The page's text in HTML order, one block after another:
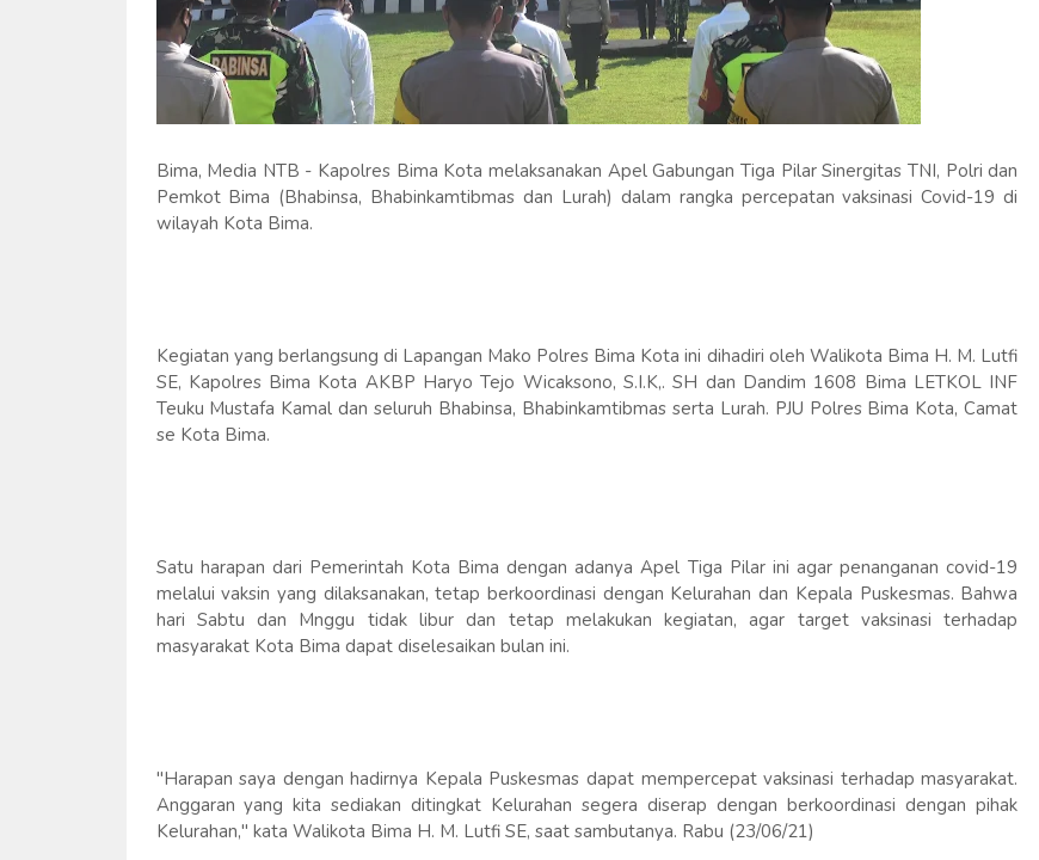
Bima, Media NTB - Kapolres Bima Kota melaksanakan Apel Gabungan Tiga Pilar Sinergitas TNI, Polri dan
Pemkot Bima (Bhabinsa, Bhabinkamtibmas dan Lurah) dalam rangka percepatan vaksinasi Covid-19 di
wilayah Kota Bima.
Kegiatan yang berlangsung di Lapangan Mako Polres Bima Kota ini dihadiri oleh Walikota Bima H. M. Lutfi
SE, Kapolres Bima Kota AKBP Haryo Tejo Wicaksono, S.I.K,. SH dan Dandim 1608 Bima LETKOL INF
Teuku Mustafa Kamal dan seluruh Bhabinsa, Bhabinkamtibmas serta Lurah. PJU Polres Bima Kota, Camat
se Kota Bima.
Satu harapan dari Pemerintah Kota Bima dengan adanya Apel Tiga Pilar ini agar penanganan covid-19
melalui vaksin yang dilaksanakan, tetap berkoordinasi dengan Kelurahan dan Kepala Puskesmas. Bahwa
hari Sabtu dan Mnggu tidak libur dan tetap melakukan kegiatan, agar target vaksinasi terhadap
masyarakat Kota Bima dapat diselesaikan bulan ini.
"Harapan saya dengan hadirnya Kepala Puskesmas dapat mempercepat vaksinasi terhadap masyarakat.
Anggaran yang kita sediakan ditingkat Kelurahan segera diserap dengan berkoordinasi dengan pihak
Kelurahan," kata Walikota Bima H. M. Lutfi SE, saat sambutanya. Rabu (23/06/21)